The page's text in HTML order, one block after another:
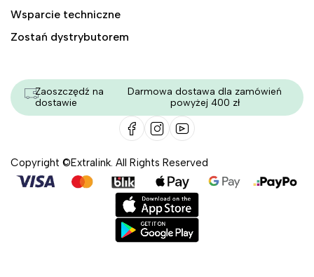
Wsparcie techniczne
Zostań dystrybutorem
Zaoszczędź na
dostawie
Darmowa dostawa dla zamówień
powyżej 400 zł
Copyright ©Extralink. All Rights Reserved